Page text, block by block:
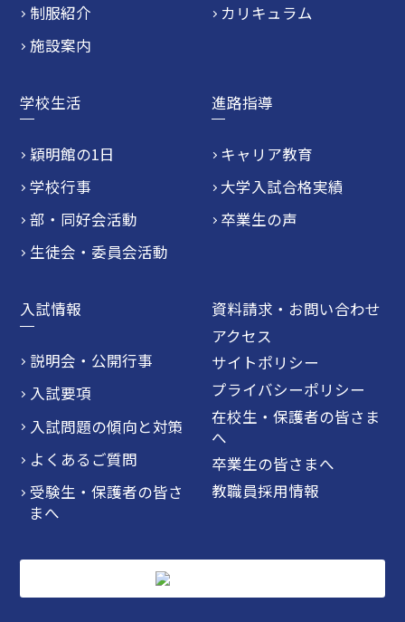
制服紹介
施設案内
カリキュラム
学校生活
穎明館の1日
学校行事
部・同好会活動
生徒会・委員会活動
進路指導
キャリア教育
大学入試合格実績
卒業生の声
入試情報
説明会・公開行事
入試要項
入試問題の傾向と対策
よくあるご質問
受験生・保護者の皆さ
まへ
資料請求・お問い合わせ
アクセス
サイトポリシー
プライバシーポリシー
在校生・保護者の皆さま
へ
卒業生の皆さまへ
教職員採用情報